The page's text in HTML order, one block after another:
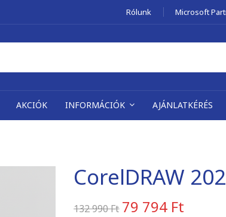
Rólunk Microsoft
AKCIÓK INFORMÁCIÓK AJÁNLATKÉRÉS
CorelDRAW
132 990Ft 79 794 Ft